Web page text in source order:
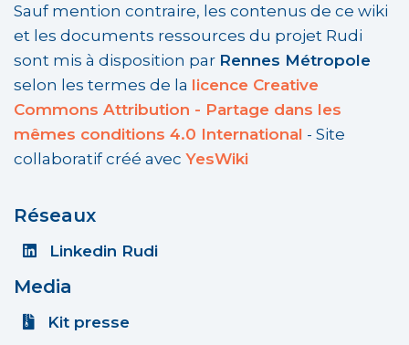
Sauf mention contraire, les contenus de ce wiki
et les documents ressources du projet Rudi
sont mis à disposition par Rennes Métropole
selon les termes de la licence Creative
Commons Attribution - Partage dans les
mêmes conditions 4.0 International - Site
collaboratif créé avec YesWiki
Réseaux
Linkedin Rudi
Media
Kit presse